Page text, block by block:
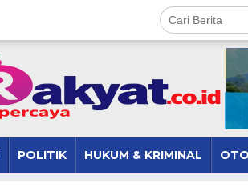
POLITIK HUKUM & KRIMINAL